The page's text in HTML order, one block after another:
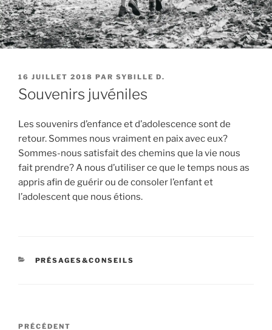
PUBLIÉ
LE
16 JUILLET 2018 PAR SYBILLE D.
Souvenirs juvéniles
Les souvenirs d’enfance et d’adolescence sont de
retour. Sommes nous vraiment en paix avec eux?
Sommes-nous satisfait des chemins que la vie nous
fait prendre? A nous d’utiliser ce que le temps nous as
appris afin de guérir ou de consoler l’enfant et
l’adolescent que nous étions.
CATÉGORIES
PRÉSAGES&CONSEILS
Navigation
Article
PRÉCÉDENT